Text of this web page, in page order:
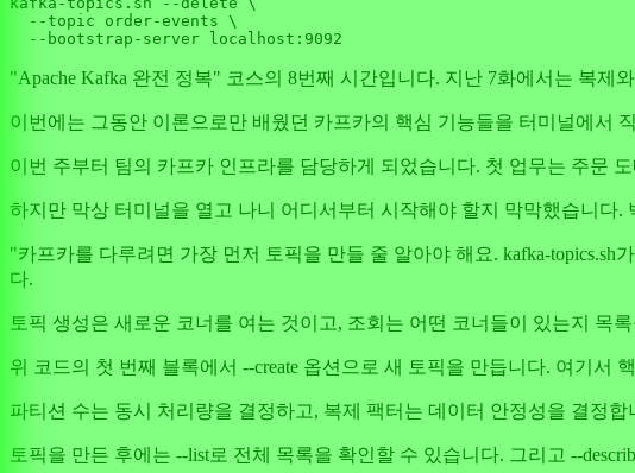
  --topic order-events \
  --bootstrap-server localhost:
9092
"Apache Kafka 완전 정복" 코스의 8번째 시간입니다. 지난 7화에서는 복
이번에는 그동안 이론으로만 배웠던 카프카의 핵심 기능들을 터미널에서
이번 주부터 팀의 카프카 인프라를 담당하게 되었습니다. 첫 업무는 주문
하지만 막상 터미널을 열고 나니 어디서부터 시작해야 할지 막막했습니다.
"카프카를 다루려면 가장 먼저 토픽을 만들 줄 알아야 해요. kafka-
다.
토픽 생성은 새로운 코너를 여는 것이고, 조회는 어떤 코너들이 있는지 목
위 코드의 첫 번째 블록에서 --create 옵션으로 새 토픽을 만듭니다. 여기서
파티션 수는 동시 처리량을 결정하고, 복제 팩터는 데이터 안정성을 결정
토픽을 만든 후에는 --list로 전체 목록을 확인할 수 있습니다. 그리고 --